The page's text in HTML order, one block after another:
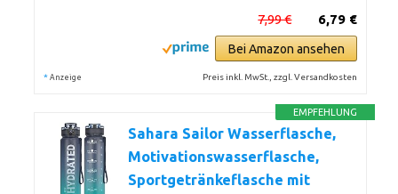
6,79 €
7,99 €
Bei Amazon ansehen
* Anzeige Preis inkl. MwSt., zzgl. Versandkosten
EMPFEHLUNG
Sahara Sailor Wasserflasche,
Motivationswasserflasche,
Sportgetränkeflasche mit